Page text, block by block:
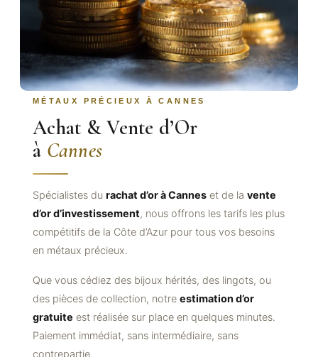
MÉTAUX PRÉCIEUX À CANNES
Achat & Vente d’Or
à Cannes
Spécialistes du rachat d’or à Cannes et de la vente
d’or d’investissement, nous offrons les tarifs les plus
compétitifs de la Côte d’Azur pour tous vos besoins
en métaux précieux.
Que vous cédiez des bijoux hérités, des lingots, ou
des pièces de collection, notre estimation d’or
gratuite est réalisée sur place en quelques minutes.
Paiement immédiat, sans intermédiaire, sans
contrepartie.